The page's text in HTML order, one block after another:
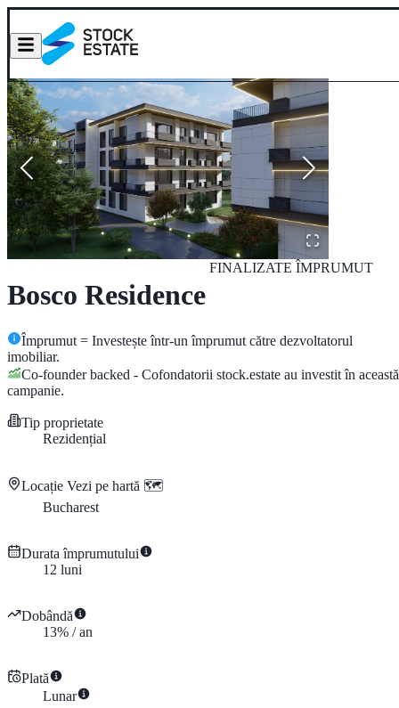
Bosco Residence
FINALIZATE ÎMPRUMUT
Împrumut = Investește într-un împrumut către dezvoltatorul
imobiliar.
Co-founder backed - Cofondatorii stock.estate au investit în această
campanie.
Tip proprietate
Rezidențial
Locație Vezi pe hartă 🗺️
Bucharest
Durata împrumutului
12 luni
Dobândă
13% /an
Plată
Lunar